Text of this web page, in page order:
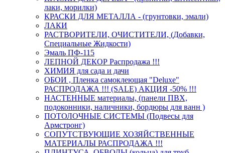
лаки, морилки)
КРАСКИ ДЛЯ МЕТАЛЛА - (грунтовки, эмали)
ЛАКИ
РАСТВОРИТЕЛИ, ОЧИСТИТЕЛИ, (Добавки,
Специальные Жидкости)
Эмаль ПФ-115
ЛЕПНОЙ ДЕКОР Распродажа !!!
ХИМИЯ для сада и дачи
ОБОИ , Пленка самоклеющая "Deluxe"
РАСПРОДАЖА !!! (SALE) АКЦИЯ -50% !!!
НАСТЕННЫЕ материалы, (панели ПВХ,
подоконники, наличники, бордюры для ванн )
ПОТОЛОЧНЫЕ СИСТЕМЫ (Подвесы для
Армстронг)
СОПУТСТВУЮЩИЕ ХОЗЯЙСТВЕННЫЕ
МАТЕРИАЛЫ РАСПРОДАЖА !!!